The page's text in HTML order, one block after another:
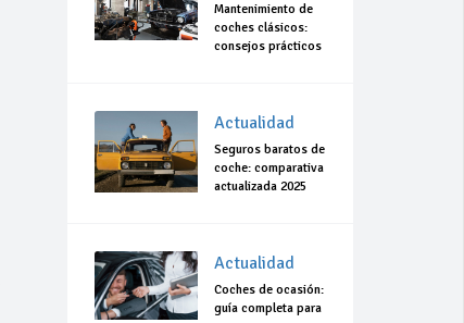
Mantenimiento de
coches clásicos:
consejos prácticos
Actualidad
Seguros baratos de
coche: comparativa
actualizada 2025
Actualidad
Coches de ocasión:
guía completa para